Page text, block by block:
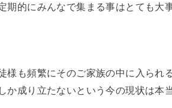
期的にみんなで集まる事はとても大
様も頻繁にそのご家族の中に入られ
か成り立たないという今の現状は本